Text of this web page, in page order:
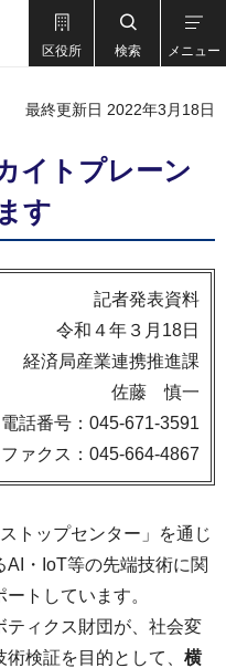
区役所 検索 メニュー
最終更新日 2022年3月18日
イトプレーン
す
記者発表資料
令和４年３月18日
経済局産業連携推進課
佐藤 慎一
電話番号：045-671-3591
ファクス：045-664-4867
トップセンター」を通じ
・IoT等の先端技術に関
トしています。
ティクス財団が、社会変
検証を目的として、 横